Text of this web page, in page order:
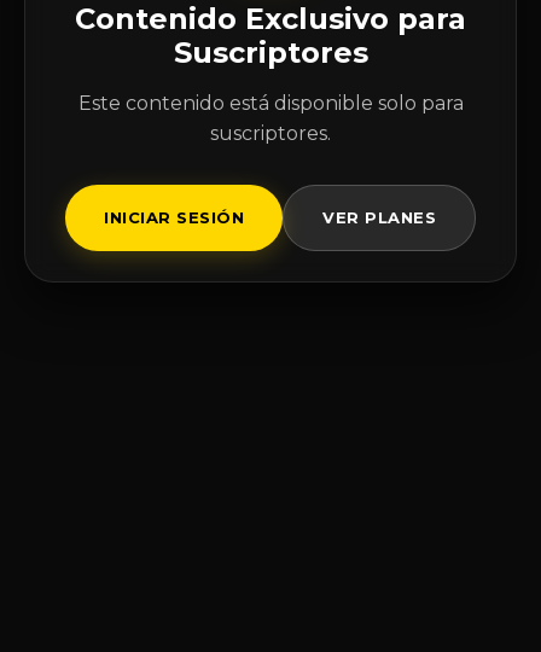
Contenido Exclusivo para
Suscriptores
Este contenido está disponible solo para
suscriptores.
INICIAR SESIÓN VER PLANES